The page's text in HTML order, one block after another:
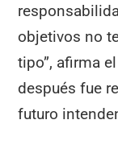
objetivos no
tipo”, afirma
después fue
futuro